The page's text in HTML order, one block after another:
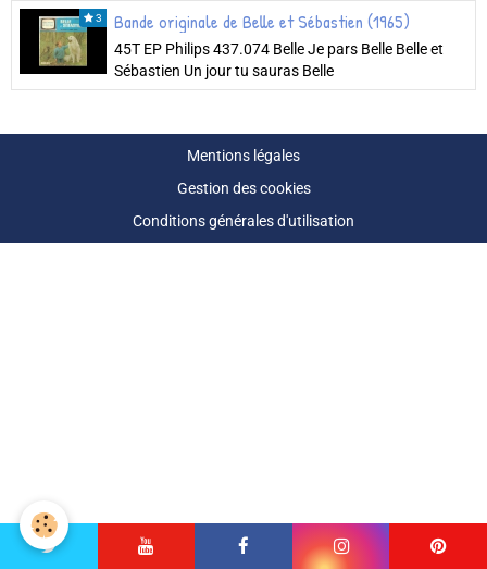
3 Bande originale de Belle et Sébastien (1965)
45T EP Philips 437.074 Belle Je pars Belle Belle et
Sébastien Un jour tu sauras Belle
Mentions légales
Gestion des cookies
Conditions générales d'utilisation